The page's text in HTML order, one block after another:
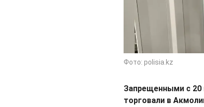
Фото: polisia.kz
Запрещенными с 20
торговали в